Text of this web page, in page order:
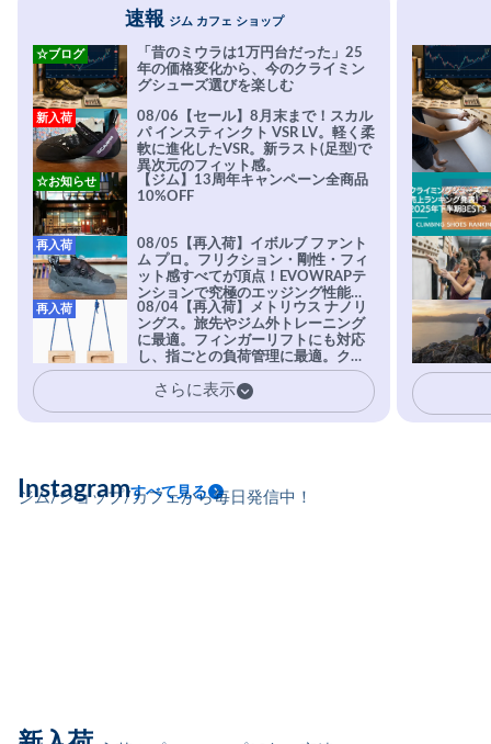
速報 ジム カフェ ショップ
「昔のミウラは1万円台だった」25
年の価格変化から、今のクライミン
グシューズ選びを楽しむ
☆ブログ
08/06【セール】8月末まで！スカル
パ インスティンクト VSR LV。軽く柔
軟に進化したVSR。新ラスト(足型)で
異次元のフィット感。
新入荷
【ジム】13周年キャンペーン全商品
10%OFF
☆お知らせ
08/05【再入荷】イボルブ ファント
ム プロ。フリクション・剛性・フィ
ット感すべてが頂点！EVOWRAPテ
ンションで究極のエッジング性能を
実現。進化系ラバーEvo-74はTRAX
を凌駕する粘着力で極小ホールドに
安心感。
再入荷
08/04【再入荷】メトリウス ナノリ
ングス。旅先やジム外トレーニング
に最適。フィンガーリフトにも対応
し、指ごとの負荷管理に最適。クラ
イマーの指を本気で鍛えるギア。
再入荷
さらに表示
ジム/ショップ/カフェから毎日発信中！
Instagramすべて見る